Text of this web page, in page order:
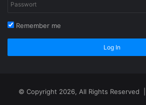
Remember me
Log In
© Copyright 2026, All Rights Reserved |